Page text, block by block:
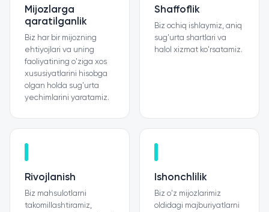
Mijozlarga
qaratilganlik
Biz har bir mijozning
ehtiyojlari va uning
faoliyatining o'ziga xos
xususiyatlarini hisobga
olgan holda sug'urta
yechimlarini yaratamiz.
Shaffoflik
Biz ochiq ishlaymiz, aniq
sug'urta shartlari va
halol xizmat ko'rsatamiz.
Rivojlanish
Biz mahsulotlarni
takomillashtiramiz,
Ishonchlilik
Biz o'z mijozlarimiz
oldidagi majburiyatlarni